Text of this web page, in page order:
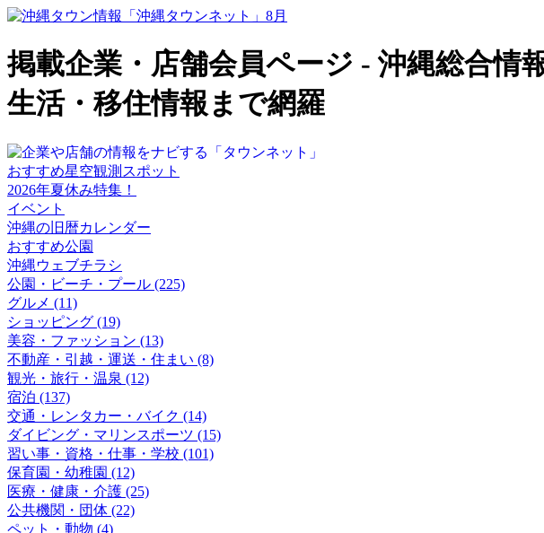
掲載企業・店舗会員ページ - 沖縄総合情
生活・移住情報まで網羅
おすすめ星空観測スポット
2026年夏休み特集！
イベント
沖縄の旧暦カレンダー
おすすめ公園
沖縄ウェブチラシ
公園・ビーチ・プール (225)
グルメ (11)
ショッピング (19)
美容・ファッション (13)
不動産・引越・運送・住まい (8)
観光・旅行・温泉 (12)
宿泊 (137)
交通・レンタカー・バイク (14)
ダイビング・マリンスポーツ (15)
習い事・資格・仕事・学校 (101)
保育園・幼稚園 (12)
医療・健康・介護 (25)
公共機関・団体 (22)
ペット・動物 (4)